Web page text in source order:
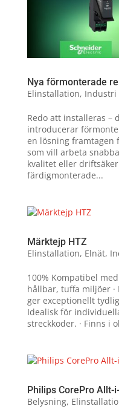
Nya förmonterade
Elinstallation, Industri
Redo att installeras –
introducerar
en lösning framtagen
som vill arbeta
kvalitet eller
färdigmonterade...
Märktejp HTZ
Elinstallation, Elnät,
100% Kompatibel
hållbar, tuffa miljöer
ger exceptionellt
Idealisk för
streckkoder. · Finns i
Philips CorePro Allt-
Belysning,